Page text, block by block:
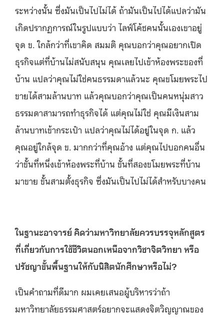
ระหว่างนั้น ซึ่งมันเป็นไปไม่ได้ ถ้ามันเป็นไปได้แปลว่ามัน
เกิดปรากฏการณ์ในรูปแบบว่า ไลฟ์โค้ชคนนั้นเองเขาอยู่
จุด ข. ใกล้กว่าที่เขาคิด สมมติ คุณบอกว่าคุณอยากเปิด
ธุรกิจแต่ที่บ้านไม่สนับสนุน คุณเลยไปเข้าห้องพระของที่
บ้าน แปลว่าคุณไม่ใช่คนธรรมดาแล้วนะ คุณขโมยพระไป
ขายได้สามล้านบาท แล้วคุณบอกว่าคุณเป็นคนหนุ่มสาว
ธรรมดาสามารถทำธุรกิจได้ แต่คุณไม่ใช่ คุณมีเงินสาม
ล้านบาทเข้ากระเป๋า แปลว่าคุณไม่ได้อยู่ในจุด ก. แล้ว
คุณอยู่ใกล้จุด ข. มากกว่าที่คุณอ้าง แต่คุณไปบอกคนอื่น
ว่าขั้นที่หนึ่งเข้าห้องพระที่บ้าน ขั้นที่สองขโมยพระที่บ้าน
มาขาย ขั้นสามตั้งธุรกิจ ซึ่งมันเป็นไปไม่ได้สำหรับบางคน
ในฐานะอาจารย์ คิดว่ามหาวิทยาลัยควรบรรจุหลักสูตร
ที่เกี่ยวกับการใช้ชีวิตนอกเหนือจากวิชาจิตวิทยา หรือ
ปรัชญาขั้นพื้นฐานให้กับนิสิตนักศึกษาหรือไม่?
เป็นคำถามที่ดีมาก ผมเคยเสนอผู้บริหารว่าถ้า
มหาวิทยาลัยธรรมศาสตร์อยากจะแสดงจิตวิญญาณของ